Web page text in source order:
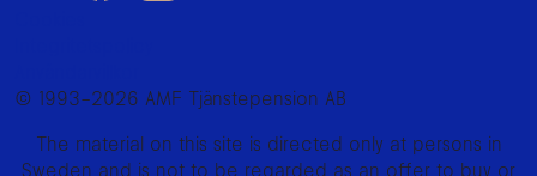
© 1993–2026 AMF Tjänstepension AB
The material on this site is directed only at persons in
Sweden and is not to be regarded as an offer to buy or